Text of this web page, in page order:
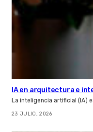
IA en arquitectura e
La inteligencia artificial (IA)
23 JULIO, 2026